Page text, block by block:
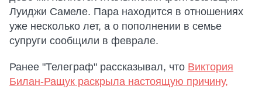
Луиджи Самеле. Пара находится в отношениях
уже несколько лет, а о пополнении в семье
супруги сообщили в феврале.
Ранее "Телеграф" рассказывал, что Виктория
Билан-Ращук раскрыла настоящую причину,